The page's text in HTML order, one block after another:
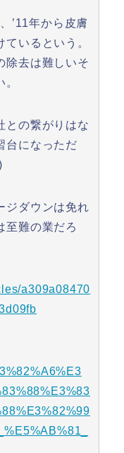
’11年から皮膚
いるという。
除去は難しいそ
との繋がりはな
台になっただ
ジダウンは免れ
至難の業だろ
a309a08470